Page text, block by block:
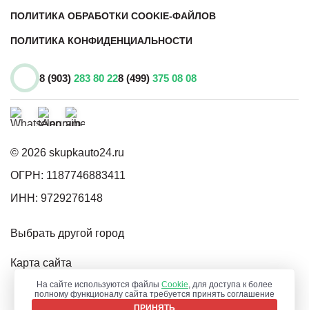
ПОЛИТИКА ОБРАБОТКИ COOKIE-ФАЙЛОВ
ПОЛИТИКА КОНФИДЕНЦИАЛЬНОСТИ
8 (903) 283 80 228 (499) 375 08 08
© 2026 skupkauto24.ru
ОГРН: 1187746883411
ИНН: 9729276148
Выбрать другой город
Карта сайта
г. Серпухов, Борисовское шоссе, 1, 3 этаж.
Коворкинг-центр "Старт"
На сайте используются файлы Cookie, для доступа к более
полному функционалу сайта требуется принять соглашение
ПРИНЯТЬ